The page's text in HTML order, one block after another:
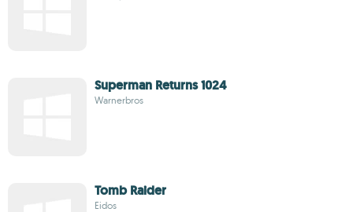
Superman Returns 1024
Warnerbros
Tomb Raider
Eidos